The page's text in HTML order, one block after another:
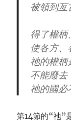
被領到亙
得了權柄
使各方
祂的權柄
不能廢去
祂的國必
第14節的“祂”